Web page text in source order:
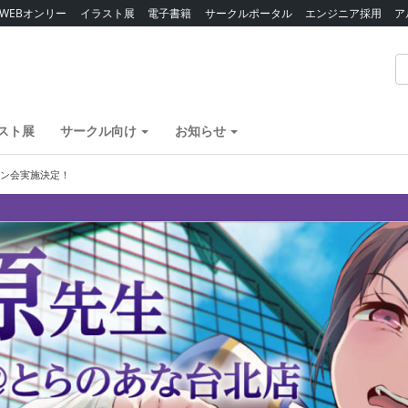
WEBオンリー イラスト展 電子書籍 サークルポータル エンジニア採用
ト展 サークル向け お知らせ
会実施決定！